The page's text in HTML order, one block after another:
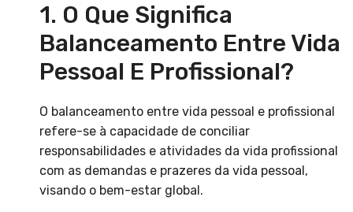
1. O Que Significa
Balanceamento Entre Vida
Pessoal E Profissional?
O balanceamento entre vida pessoal e profissional
refere-se à capacidade de conciliar
responsabilidades e atividades da vida profissional
com as demandas e prazeres da vida pessoal,
visando o bem-estar global.